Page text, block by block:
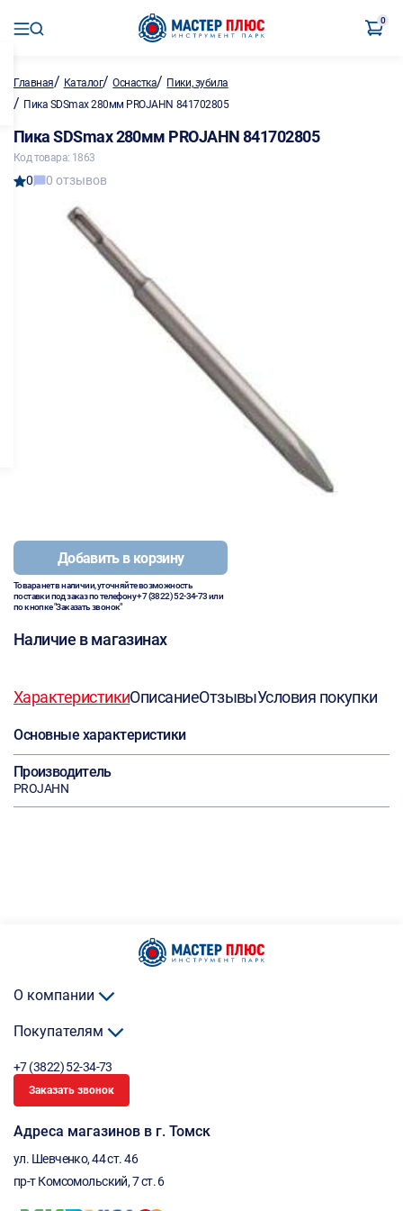
0
Главная/ Каталог/Оснастка/ Пики, зубила
/ Пика SDSmах 280мм PROJAHN 841702805
Пика SDSmах 280мм PROJAHN 841702805
Код товара: 1863
0 0 отзывов
Добавить в корзину
Товара нет в наличии, уточняйте возможность
поставки под заказ по телефону+7 (3822) 52-34-73или
по кнопке "Заказать звонок"
Наличие в магазинах
ХарактеристикиОписаниеОтзывыУсловия покупки
Основные характеристики
Производитель
PROJAHN
О компании
Покупателям
+7 (3822) 52-34-73
Заказать звонок
Адреса магазинов в г. Томск
ул. Шевченко, 44 ст. 46
пр-т Комсомольский, 7 ст. 6